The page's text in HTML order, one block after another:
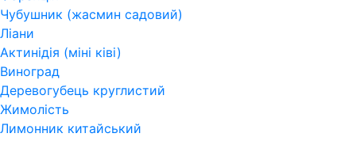
Чубушник (жасмин садовий)
Ліани
Актинідія (міні ківі)
Виноград
Деревогубець круглистий
Жимолість
Лимонник китайський